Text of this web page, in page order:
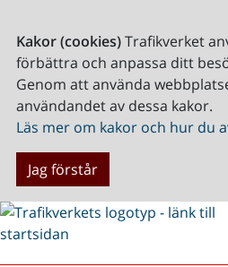
Kakor (cookies)Trafikverket
förbättra och anpassa ditt
Genom att använda
användandet av dessa kakor.
Läs mer om kakor och hur du
Jag förstår